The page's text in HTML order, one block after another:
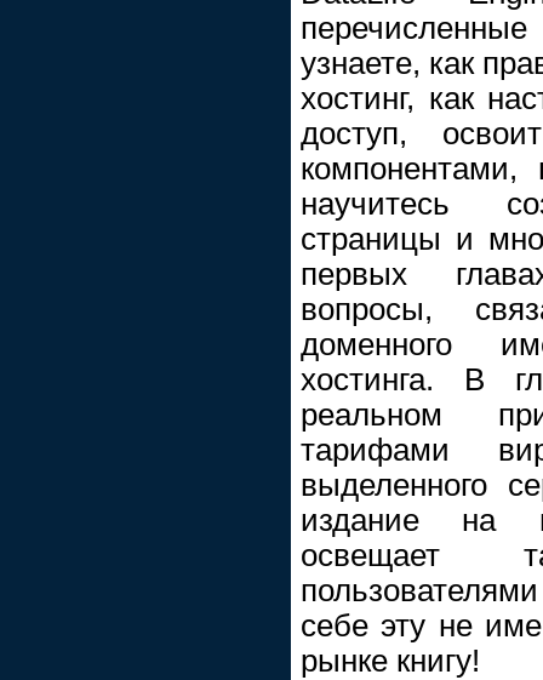
узнаете, как
хостинг, как
доступ,
научитесь
страницы и
первых
вопросы,
доменного
хостинга. В
реальном
тарифами
выделенного
издание на
освещает
себе эту не
рынке книгу!